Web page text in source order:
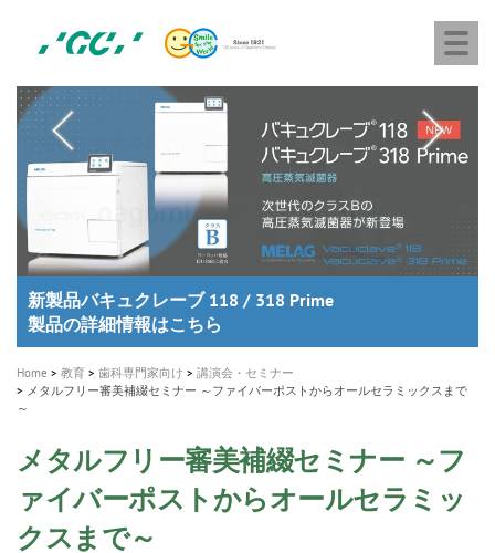
content
ジ
ー
シ
M
A healthy smile greatly contributes to your quality of life
新発売 エバーエックス フロー
製品の詳細情報はこちら
「セラスマート テクノロジーブック」公開
「イニシャル LiSi（リジ）ブロック テクノロジーブッ
ク」公開
歯を内部まで白くする
医療ホワイトニング ティオン®
新製品 イオム ナゴミ for DH
専用サイトはこちら
新製品バキュクレーブ 118 / 318 Prime
製品の詳細情報はこちら
インプラント Aadva®
ショートインプラント新発売
GCグループ企業
Home 教育 歯科専門家向け
講演会・セミナー
メタルフリー審美補綴セミナー ～ファイバーポストからオールセラミックスまで
～
メタルフリー審美補綴セミナー ～フ
ァイバーポストからオールセラミッ
クスまで～